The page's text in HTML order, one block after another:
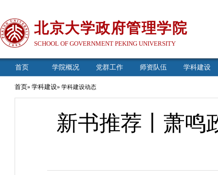
北京大学政府管理学院
SCHOOL OF GOVERNMENT PEKING UNIVERSITY
首页 学院概况 党群工作 师资队伍 学科建设
首页» 学科建设» 学科建设动态
新书推荐丨萧鸣